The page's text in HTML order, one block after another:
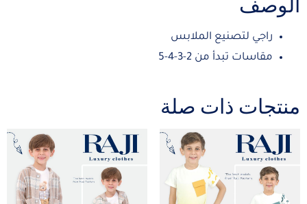
راجي لتصنيع الملابس
مقاسات تبدأ من 2-3-4-5
منتجات ذات صلة